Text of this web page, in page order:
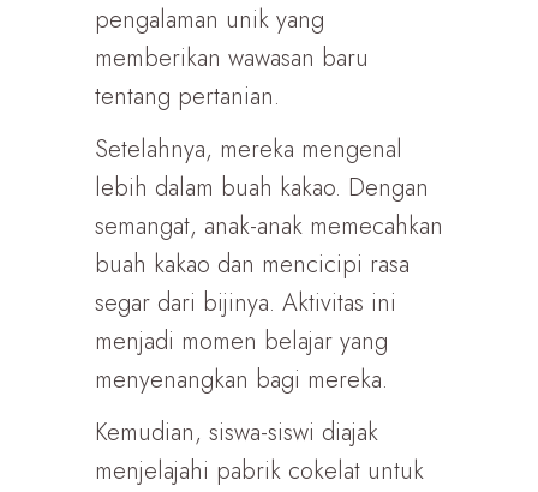
pengalaman unik yang
memberikan wawasan baru
tentang pertanian.
Setelahnya, mereka mengenal
lebih dalam buah kakao. Dengan
semangat, anak-anak memecahkan
buah kakao dan mencicipi rasa
segar dari bijinya. Aktivitas ini
menjadi momen belajar yang
menyenangkan bagi mereka.
Kemudian, siswa-siswi diajak
menjelajahi pabrik cokelat untuk